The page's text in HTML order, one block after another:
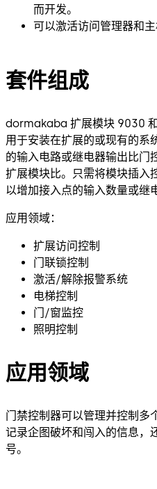
而开发。
可以激活访问管理器和主
套件组成
dormakaba 扩展模块 9030
用于安装在扩展的或现有的系
的输入电路或继电器输出比门
扩展模块比。只需将模块插入
以增加接入点的输入数量或继
应用领域：
扩展访问控制
门联锁控制
激活/解除报警系统
电梯控制
门/窗监控
照明控制
应用领域
门禁控制器可以管理并控制多
记录企图破坏和闯入的信息，
号。